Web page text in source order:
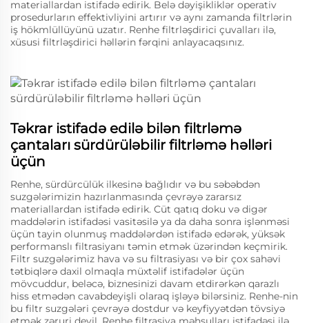
materiallardan istifadə edirik. Belə dəyişikliklər operativ
prosedurların effektivliyini artırır və aynı zamanda filtrlərin
iş hökmlüllüyünü uzatır. Renhe filtrləşdirici çuvalları ilə,
xüsusi filtrləşdirici həllərin fərqini anlayacaqsınız.
Təkrar istifadə edilə bilən filtrləmə
çantaları sürdürüləbilir filtrləmə həlləri
üçün
Renhe, sürdürcülük ilkesinə bağlıdır və bu səbəbdən
suzgələrimizin hazırlanmasında çevrəyə zararsız
materiallardan istifadə edirik. Cüt qatıq doku və digər
maddələrin istifadəsi vasitəsilə ya da daha sonra işlənməsi
üçün tayin olunmuş maddələrdən istifadə edərək, yüksək
performanslı filtrasiyanı təmin etmək üzərindən keçmirik.
Filtr suzgələrimiz hava və su filtrasiyası və bir çox sahəvi
tətbiqlərə daxil olmaqla müxtəlif istifadələr üçün
mövcuddur, beləcə, biznesinizi davam etdirərkən qarazlı
hiss etmədən cavabdeyişli olaraq işləyə bilərsiniz. Renhe-nin
bu filtr suzgələri çevrəyə dostdur və keyfiyyətdən tövsiyə